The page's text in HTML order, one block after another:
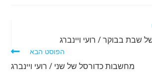
שבת בבוקר / רועי ויינברג
הפוסט הבא
מחשבות כדורסל של שני / רועי ויינברג